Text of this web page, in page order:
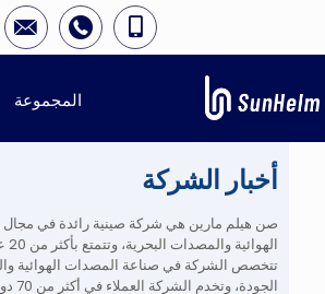
المجموعة
أخبار الشركة
صن هيلم مارين هي شركة صينية رائدة في مجال
تتخصص الشركة في صناعة المصدات الهوائية